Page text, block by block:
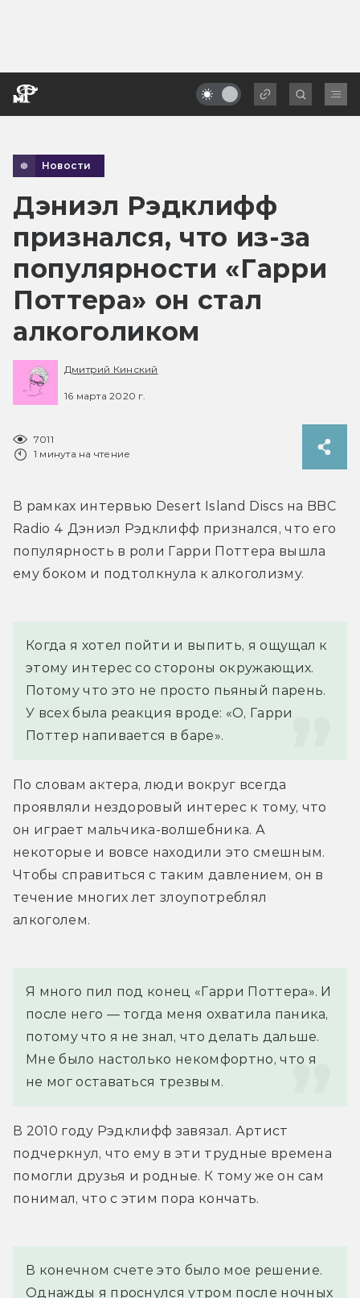
Новости
Дэниэл Рэдклифф
признался, что из-за
популярности «Гарри
Поттера» он стал
алкоголиком
Дмитрий Кинский
16 марта 2020 г.
7011
1 минута на чтение
В рамках интервью Desert Island Discs на BBC
Radio 4 Дэниэл Рэдклифф признался, что его
популярность в роли Гарри Поттера вышла
ему боком и подтолкнула к алкоголизму.
Когда я хотел пойти и выпить, я ощущал к
этому интерес со стороны окружающих.
Потому что это не просто пьяный парень.
У всех была реакция вроде: «О, Гарри
Поттер напивается в баре».
По словам актера, люди вокруг всегда
проявляли нездоровый интерес к тому, что
он играет мальчика-волшебника. А
некоторые и вовсе находили это смешным.
Чтобы справиться с таким давлением, он в
течение многих лет злоупотреблял
алкоголем.
Я много пил под конец «Гарри Поттера». И
после него — тогда меня охватила паника,
потому что я не знал, что делать дальше.
Мне было настолько некомфортно, что я
не мог оставаться трезвым.
В 2010 году Рэдклифф завязал. Артист
подчеркнул, что ему в эти трудные времена
помогли друзья и родные. К тому же он сам
понимал, что с этим пора кончать.
В конечном счете это было мое решение.
Однажды я проснулся утром после ночных